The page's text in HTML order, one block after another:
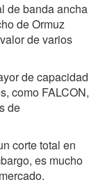
de banda ancha
de Ormuz
de varios
de capacidad
como FALCON,
de
corte total en
es mucho